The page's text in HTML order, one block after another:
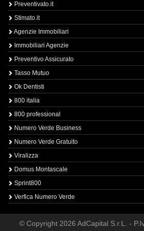
Preventivato.it
Stimato.it
Agenzie Immobiliari
Immobiliari Agenzie
Preventivo Assicurato
Tasso Mutuo
Ok Dentisti
800 italia
800 professional
Numero Verde Business
Numero Verde Gratuito
Viralizza
Domus Montascale
Sprint800
Verfica Numero Verde
© Copyright 2026 AdCapital S.r.L. -